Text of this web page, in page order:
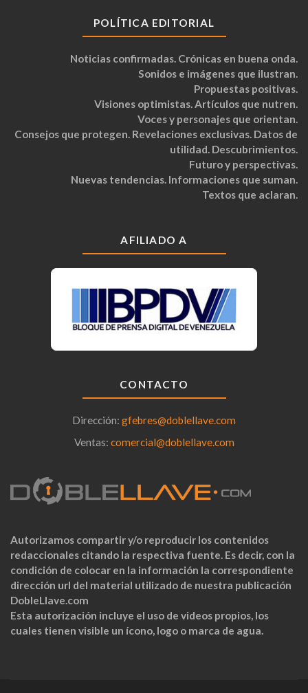
POLÍTICA EDITORIAL
Noticias confirmadas. Crónicas en buena onda.
Sonidos e imágenes que ilustran.
Propuestas positivas.
Visiones optimistas. Artículos que nutren.
Voces y personajes que orientan.
Consejos que protegen. Revelaciones exclusivas. Datos de
utilidad. Descubrimientos.
Futuro y perspectivas.
Nuevas tendencias. Informaciones que suman.
Textos que aclaran.
AFILIADO A
CONTACTO
Dirección: gfebres@doblellave.com
Ventas: comercial@doblellave.com
Autorizamos compartir y/o reproducir los contenidos
redaccionales citando la respectiva fuente. Es decir, con la
condición de colocar en la información la correspondiente
dirección url del material utilizado de nuestra publicación
DobleLlave.com
Esta autorización incluye el uso de videos propios, los
cuales tienen visible un ícono, logo o marca de agua.